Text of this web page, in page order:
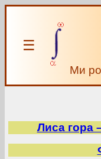
☰
Ми
Лиса гора